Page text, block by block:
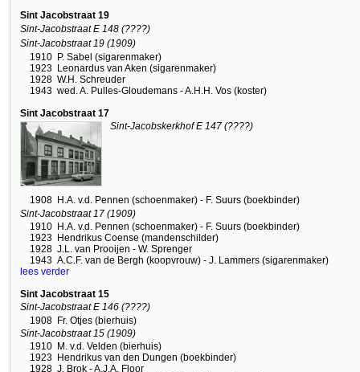
Sint Jacobstraat 19
Sint-Jacobstraat E 148 (????)
Sint-Jacobstraat 19 (1909)
1910 P. Sabel (sigarenmaker)
1923 Leonardus van Aken (sigarenmaker)
1928 W.H. Schreuder
1943 wed. A. Pulles-Gloudemans - A.H.H. Vos (koster)
Sint Jacobstraat 17
Sint-Jacobskerkhof E 147 (????)
1908 H.A. v.d. Pennen (schoenmaker) - F. Suurs (boekbinder)
Sint-Jacobstraat 17 (1909)
1910 H.A. v.d. Pennen (schoenmaker) - F. Suurs (boekbinder)
1923 Hendrikus Coense (mandenschilder)
1928 J.L. van Prooijen - W. Sprenger
1943 A.C.F. van de Bergh (koopvrouw) - J. Lammers (sigarenmaker)
lees verder
Sint Jacobstraat 15
Sint-Jacobstraat E 146 (????)
1908 Fr. Otjes (bierhuis)
Sint-Jacobstraat 15 (1909)
1910 M. v.d. Velden (bierhuis)
1923 Hendrikus van den Dungen (boekbinder)
1928 J. Brok - A.J.A. Floor